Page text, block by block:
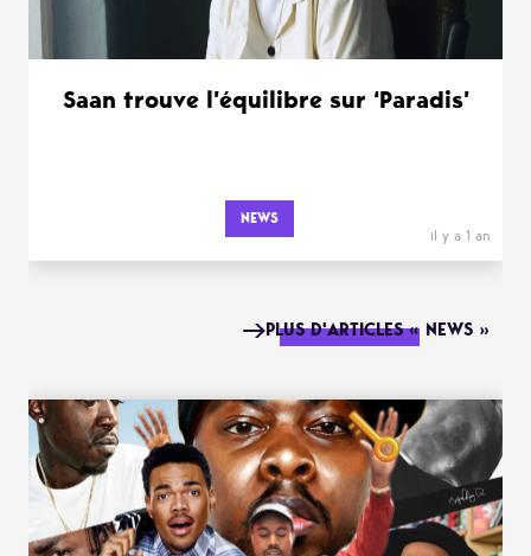
Saan trouve l’équilibre sur ‘Paradis’
NEWS
il y a 1 an
PLUS D'ARTICLES « NEWS »